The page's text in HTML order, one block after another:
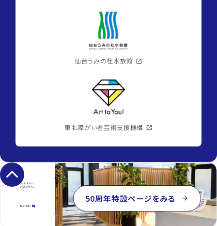
仙台うみの杜水族館 open_in_new
東北障がい者芸術支援機構 open_in_new
keyboard_arrow_up
50周年特設ページをみる arrow_forward